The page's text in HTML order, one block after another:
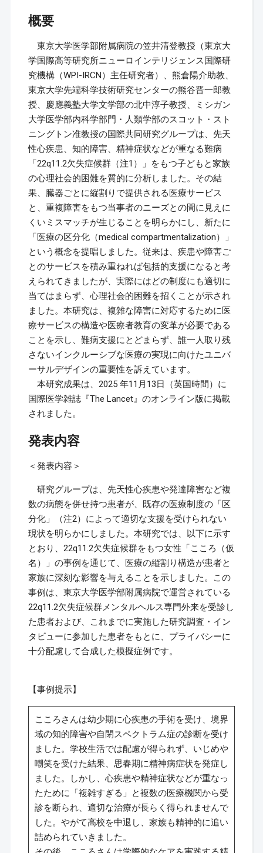
概要
東京大学医学部附属病院の笠井清登教授（東京大
学国際高等研究所ニューロインテリジェンス国際研
究機構（WPI-IRCN）主任研究者）、熊倉陽介助教、
東京大学先端科学技術研究センターの熊谷晋一郎教
授、慶應義塾大学文学部の北中淳子教授、ミシガン
大学医学部内科学部門・人類学部のスコット・スト
ニングトン准教授の国際共同研究グループは、先天
性心疾患、知的障害、精神症状などが重なる難病
「22q11.2欠失症候群（注1）」をもつ子どもと家族
の心理社会的困難を質的に分析しました。その結
果、臓器ごとに縦割りで提供される医療サービス
と、重複障害をもつ当事者のニーズとの間に見えに
くいミスマッチが生じることを明らかにし、新たに
「医療の区分化（medical compartmentalization）」
という概念を提唱しました。従来は、疾患や障害ご
とのサービスを積み重ねれば包括的支援になると考
えられてきましたが、実際にはどの制度にも適切に
当てはまらず、心理社会的困難を招くことが示され
ました。本研究は、複雑な障害に対応するために医
療サービスの構造や医療者教育の変革が必要である
ことを示し、難病支援にとどまらず、誰一人取り残
さないインクルーシブな医療の実現に向けたユニバ
ーサルデザインの重要性を訴えています。
本研究成果は、2025 年11月13日（英国時間）に
国際医学雑誌『The Lancet』のオンライン版に掲載
されました。
発表内容
＜発表内容＞
研究グループは、先天性心疾患や発達障害など複
数の病態を併せ持つ患者が、既存の医療制度の「区
分化」（注2）によって適切な支援を受けられない
現状を明らかにしました。本研究では、以下に示す
とおり、22q11.2欠失症候群をもつ女性「こころ（仮
名）」の事例を通じて、医療の縦割り構造が患者と
家族に深刻な影響を与えることを示しました。この
事例は、東京大学医学部附属病院で運営されている
22q11.2欠失症候群メンタルヘルス専門外来を受診し
た患者および、これまでに実施した研究調査・イン
タビューに参加した患者をもとに、プライバシーに
十分配慮して合成した模擬症例です。
【事例提示】
こころさんは幼少期に心疾患の手術を受け、境界
域の知的障害や自閉スペクトラム症の診断を受け
ました。学校生活では配慮が得られず、いじめや
嘲笑を受けた結果、思春期に精神病症状を発症し
ました。しかし、心疾患や精神症状などが重なっ
たために「複雑すぎる」と複数の医療機関から受
診を断られ、適切な治療が長らく得られませんで
した。やがて高校を中退し、家族も精神的に追い
詰められていきました。